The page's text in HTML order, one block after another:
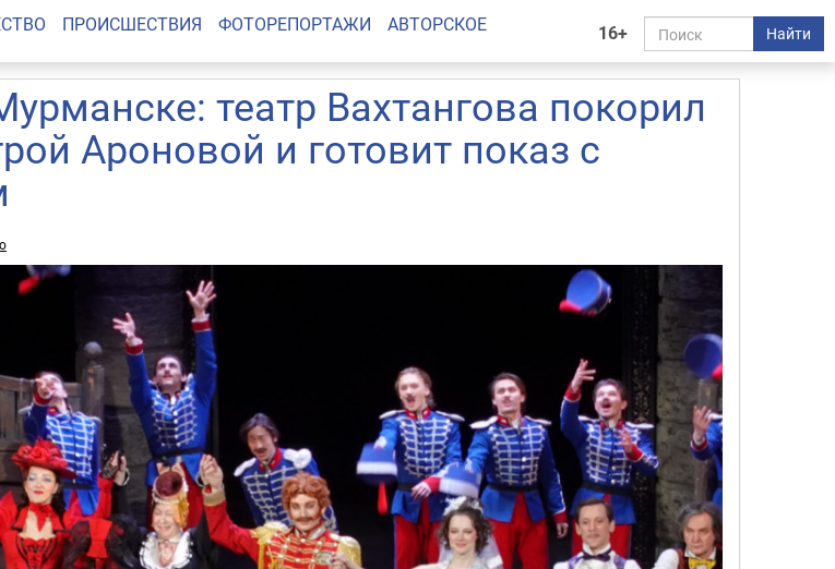
16+ Найти
ПРОИСШЕСТВИЯ ФОТОРЕПОРТАЖИ АВТОРСКОЕ
театр Вахтангова покорил
Ароновой и готовит показ с